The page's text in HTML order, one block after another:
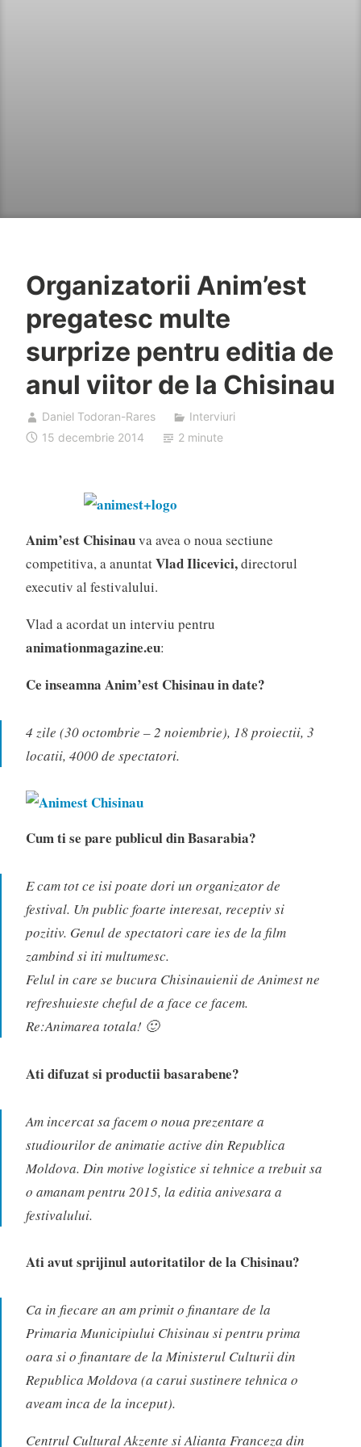
Organizatorii Anim’est
pregatesc multe
surprize pentru editia de
anul viitor de la Chisinau
Daniel Todoran-Rares
Interviuri
15 decembrie 2014
2 minute
Anim’est Chisinauva avea o noua sectiune
competitiva, a anuntatVlad Ilicevici,directorul
executiv al festivalului.
Vlad a acordat un interviu pentru
animationmagazine.eu:
Ce inseamna Anim’est Chisinau in date?
4 zile (30 octombrie – 2 noiembrie), 18 proiectii, 3
locatii, 4000 de spectatori.
Cum ti se pare publicul din Basarabia?
E cam tot ce isi poate dori un organizator de
festival. Un public foarte interesat, receptiv si
pozitiv. Genul de spectatori care ies de la film
zambind si iti multumesc.
Felul in care se bucura Chisinauienii de Animest ne
refreshuieste cheful de a face ce facem.
Re:Animarea totala! 🙂
Ati difuzat si productii basarabene?
Am incercat sa facem o noua prezentare a
studiourilor de animatie active din Republica
Moldova. Din motive logistice si tehnice a trebuit sa
o amanam pentru 2015, la editia anivesara a
festivalului.
Ati avut sprijinul autoritatilor de la Chisinau?
Ca in fiecare an am primit o finantare de la
Primaria Municipiului Chisinau si pentru prima
oara si o finantare de la Ministerul Culturii din
Republica Moldova (a carui sustinere tehnica o
aveam inca de la inceput).
Centrul Cultural Akzente si Alianta Franceza din